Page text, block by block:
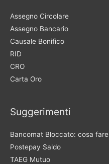
Assegno Circolare
Assegno Bancario
Causale Bonifico
RID
CRO
Carta Oro
Suggerimenti
Bancomat Bloccato: cosa fare
Postepay Saldo
TAEG Mutuo